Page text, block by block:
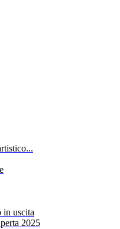
in uscita
2025